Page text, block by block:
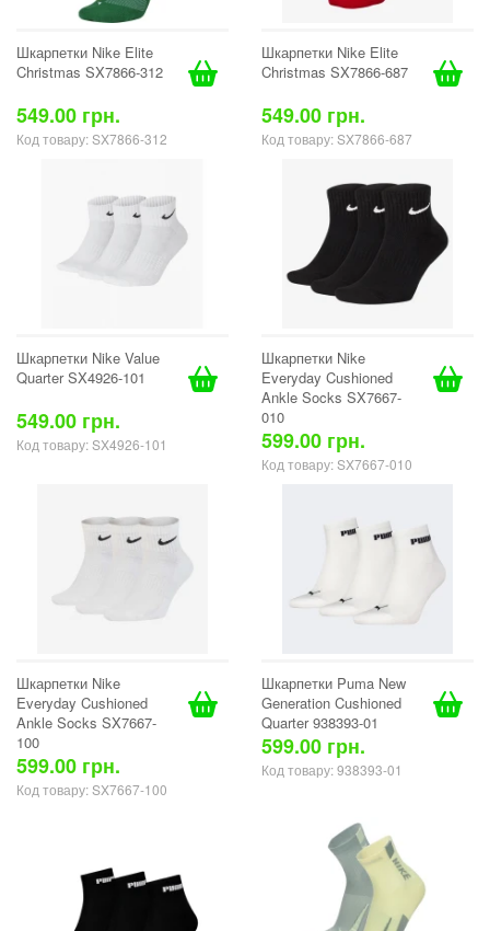
Шкарпетки Nike Elite
Christmas SX7866-312
549.00 грн.
Код товару: SX7866-312
Шкарпетки Nike Elite
Christmas SX7866-687
549.00 грн.
Код товару: SX7866-687
Шкарпетки Nike Value
Quarter SX4926-101
549.00 грн.
Код товару: SX4926-101
Шкарпетки Nike
Everyday Cushioned
Ankle Socks SX7667-
010
599.00 грн.
Код товару: SX7667-010
Шкарпетки Nike
Everyday Cushioned
Ankle Socks SX7667-
100
599.00 грн.
Код товару: SX7667-100
Шкарпетки Puma New
Generation Cushioned
Quarter 938393-01
599.00 грн.
Код товару: 938393-01